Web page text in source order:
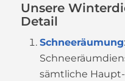
Unsere
Detail
Schneeräumung
sämtliche